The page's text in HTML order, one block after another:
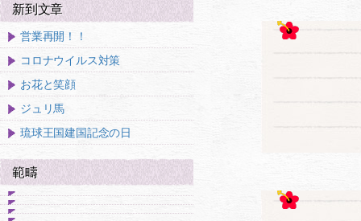
新到文章
営業再開！！
コロナウイルス対策
お花と笑顔
ジュリ馬
琉球王国建国記念の日
範疇